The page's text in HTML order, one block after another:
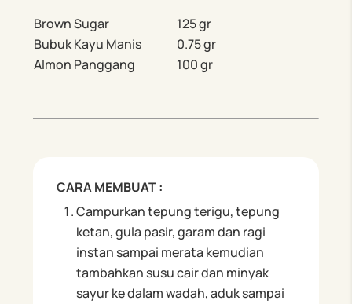
Brown Sugar
125 gr
Bubuk Kayu Manis
0.75 gr
Almon Panggang
100 gr
CARA MEMBUAT :
Campurkan tepung terigu, tepung
ketan, gula pasir, garam dan ragi
instan sampai merata kemudian
tambahkan susu cair dan minyak
sayur ke dalam wadah, aduk sampai